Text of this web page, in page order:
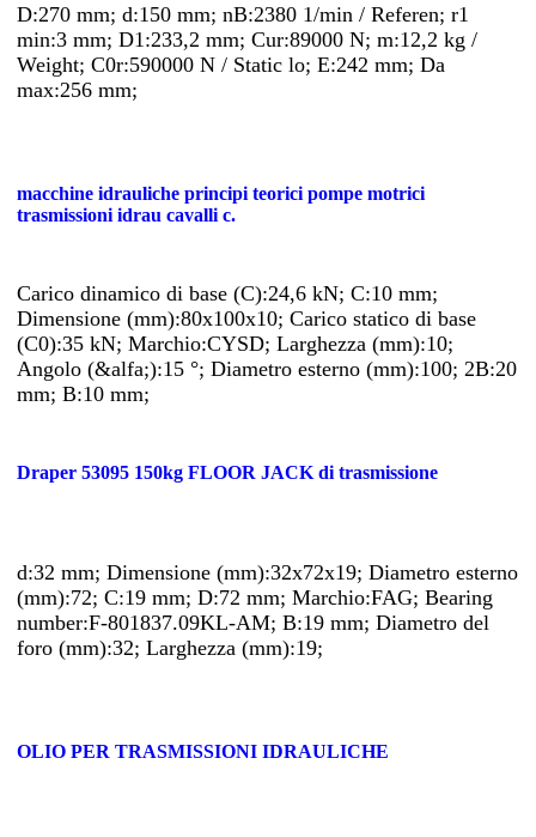
D:270 mm; d:150 mm; nB:2380 1/min / Referen; r1
min:3 mm; D1:233,2 mm; Cur:89000 N; m:12,2 kg /
Weight; C0r:590000 N / Static lo; E:242 mm; Da
max:256 mm;
macchine idrauliche principi teorici pompe motrici
trasmissioni idrau cavalli c.
Carico dinamico di base (C):24,6 kN; C:10 mm;
Dimensione (mm):80x100x10; Carico statico di base
(C0):35 kN; Marchio:CYSD; Larghezza (mm):10;
Angolo (&alfa;):15 °; Diametro esterno (mm):100; 2B:20
mm; B:10 mm;
Draper 53095 150kg FLOOR JACK di trasmissione
d:32 mm; Dimensione (mm):32x72x19; Diametro esterno
(mm):72; C:19 mm; D:72 mm; Marchio:FAG; Bearing
number:F-801837.09KL-AM; B:19 mm; Diametro del
foro (mm):32; Larghezza (mm):19;
OLIO PER TRASMISSIONI IDRAULICHE